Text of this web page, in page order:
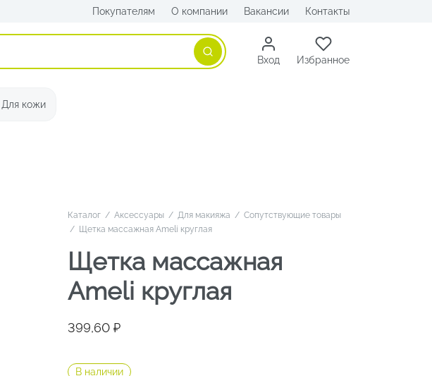
Покупателям О компании Вакансии Контакты
Поиск
Вход Избранное
Для кожи
Каталог / Аксессуары / Для макияжа / Сопутствующие товары
/ Щетка массажная Ameli круглая
Щетка массажная
Ameli круглая
399,60 ₽
В наличии